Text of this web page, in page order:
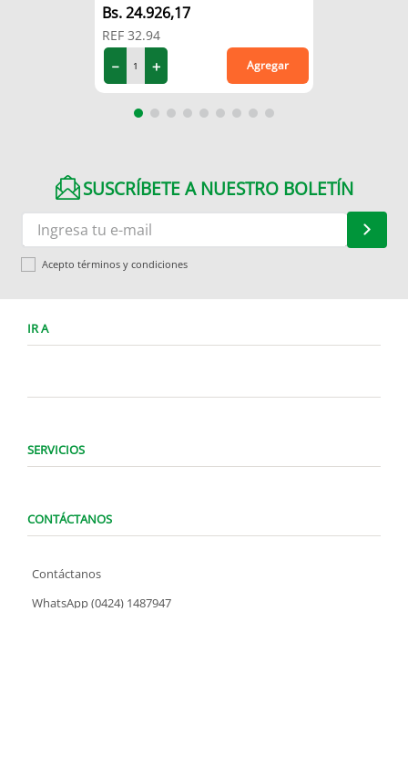
24.926,17
REF 32.94
＋
－ Agregar
SUSCRÍBETE A NUESTRO BOLETÍN
Acepto términos y condiciones
IR A
SERVICIOS
CONTÁCTANOS
Contáctanos
WhatsApp (0424) 1487947